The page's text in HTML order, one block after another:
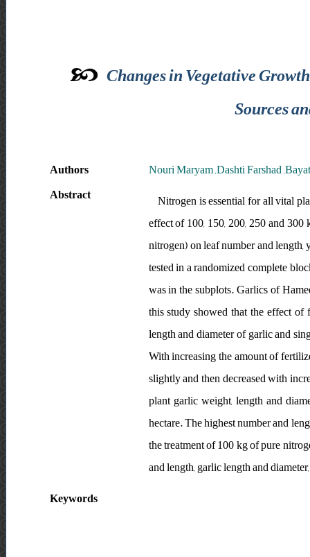
Changes in Vegetative
Sources
Authors
Nouri Maryam ,Dashti Farshad
Abstract
Nitrogen is essential for all vital
effect of 100, 150, 200, 250 and
nitrogen) on leaf number and
tested in a randomized complete
was in the subplots. Garlics of
this study showed that the effect
length and diameter of garlic and
With increasing the amount of
slightly and then decreased with
plant garlic weight, length and
hectare. The highest number and
the treatment of 100 kg of pure
and length, garlic length and
Keywords